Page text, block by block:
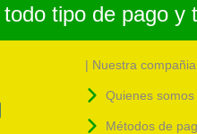
tipo de pago y
| Nuestra compañia
Quienes somos
Métodos de